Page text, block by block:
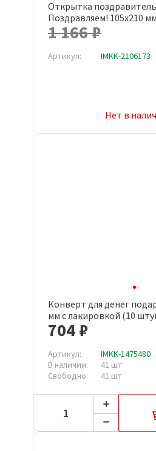
Открытка
Поздравляем! 105x210
штук в упаковке, 1545-05)
1 166 ₽
Артикул: IMKK-2106173
Нет в
Конверт для денег
мм с лакировкой (10
1522-05)
704 ₽
Артикул:
IMKK-1475480
В наличии:
41 шт
Свободно:
41 шт